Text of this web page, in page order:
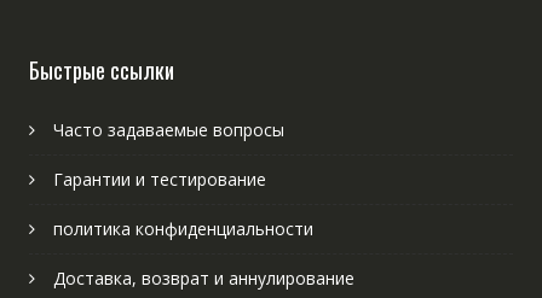
Быстрые ссылки
Часто задаваемые вопросы
Гарантии и тестирование
политика конфиденциальности
Доставка, возврат и аннулирование